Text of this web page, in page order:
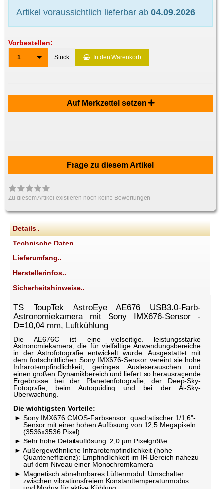
Artikel voraussichtlich lieferbar ab04.09.2026
Vorbestellen:
1 Stück In den Warenkorb
Auf Merkzettel setzen
Frage zu diesem Artikel
Zu diesem Artikel existieren noch keine Bewertungen
Details..
Technische Daten..
Lieferumfang..
Herstellerinfos..
Sicherheitshinweise..
TS ToupTek AstroEye AE676 USB3.0-Farb-
Astronomiekamera mit Sony IMX676-Sensor -
D=10,04 mm, Luftkühlung
Die AE676C ist eine vielseitige, leistungsstarke
Astronomiekamera, die für vielfältige Anwendungsbereiche
in der Astrofotografie entwickelt wurde. Ausgestattet mit
dem fortschrittlichen Sony IMX676-Sensor, vereint sie hohe
Infrarotempfindlichkeit, geringes Ausleserauschen und
einen großen Dynamikbereich und liefert so herausragende
Ergebnisse bei der Planetenfotografie, der Deep-Sky-
Fotografie, beim Autoguiding und bei der Al-Sky-
Überwachung.
Die wichtigsten Vorteile:
Sony IMX676 CMOS-Farbsensor: quadratischer 1/1,6"-
Sensor mit einer hohen Auflösung von 12,5 Megapixeln
(3536x3536 Pixel)
Sehr hohe Detailauflösung: 2,0 µm Pixelgröße
Außergewöhnliche Infrarotempfindlichkeit (hohe
Quanteneffizienz): Empfindlichkeit im IR-Bereich nahezu
auf dem Niveau einer Monochromkamera
Magnetisch abnehmbares Lüftermodul: Umschalten
zwischen vibrationsfreiem Konstanttemperaturmodus
und Modus für aktive Kühlung